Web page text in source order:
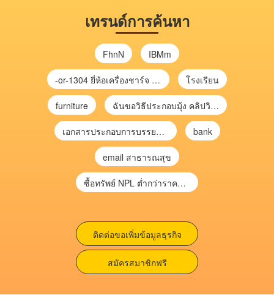
เทรนด์การค้นหา
FhnN IBMm
-or-1304 ยี่ห้อเครื่องชาร์จ chargecore โรงเรียน
furniture ฉันขอวิธีประกอบมุ้ง คลิปวิดีโอ การประกอบมุ้ง
เอกสารประกอบการบรรยาย การประเมินความเสี่ยงเพื่อวางแผนการตรวจสอบ \ bank
email สาธารณสุข
ซื้อทรัพย์ NPL ต่ำกว่าราคาตลาด 30-70% แบบไม่ต้องไปประมูล”
ติดต่อขอเพิ่มข้อมูลธุรกิจ
สมัครสมาชิกฟรี